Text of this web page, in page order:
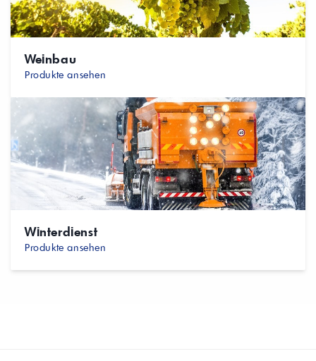
Weinbau
Produkte ansehen
Winterdienst
Produkte ansehen